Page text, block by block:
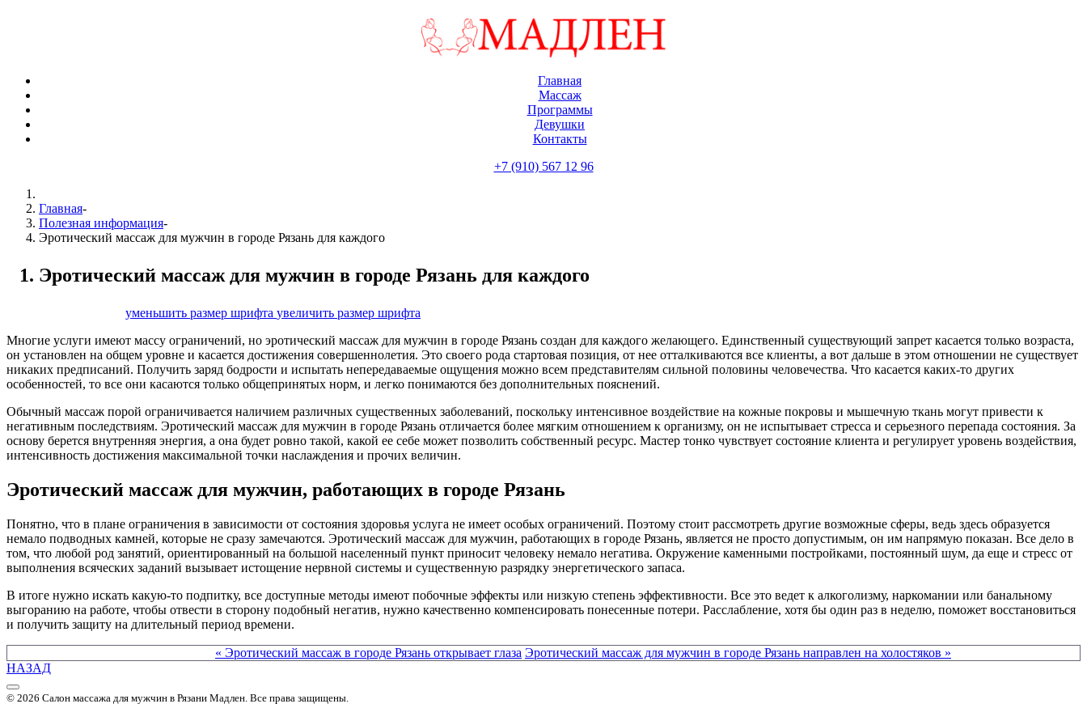
Главная
Массаж
Программы
Девушки
Контакты
+7 (910) 567 12 96
Главная-
Полезная информация-
Эротический массаж для мужчин в городе Рязань для каждого
Эротический массаж для мужчин в городе Рязань для каждого
уменьшить размер шрифта увеличить размер шрифта
Многие услуги имеют массу ограничений, но эротический массаж для мужчин в городе Рязань создан для каждого желающего. Единственный существующий запрет касается только возраста,
он установлен на общем уровне и касается достижения совершеннолетия. Это своего рода стартовая позиция, от нее отталкиваются все клиенты, а вот дальше в этом отношении не существует
никаких предписаний. Получить заряд бодрости и испытать непередаваемые ощущения можно всем представителям сильной половины человечества. Что касается каких-то других
особенностей, то все они касаются только общепринятых норм, и легко понимаются без дополнительных пояснений.
Обычный массаж порой ограничивается наличием различных существенных заболеваний, поскольку интенсивное воздействие на кожные покровы и мышечную ткань могут привести к
негативным последствиям. Эротический массаж для мужчин в городе Рязань отличается более мягким отношением к организму, он не испытывает стресса и серьезного перепада состояния. За
основу берется внутренняя энергия, а она будет ровно такой, какой ее себе может позволить собственный ресурс. Мастер тонко чувствует состояние клиента и регулирует уровень воздействия,
интенсивность достижения максимальной точки наслаждения и прочих величин.
Эротический массаж для мужчин, работающих в городе Рязань
Понятно, что в плане ограничения в зависимости от состояния здоровья услуга не имеет особых ограничений. Поэтому стоит рассмотреть другие возможные сферы, ведь здесь образуется
немало подводных камней, которые не сразу замечаются. Эротический массаж для мужчин, работающих в городе Рязань, является не просто допустимым, он им напрямую показан. Все дело в
том, что любой род занятий, ориентированный на большой населенный пункт приносит человеку немало негатива. Окружение каменными постройками, постоянный шум, да еще и стресс от
выполнения всяческих заданий вызывает истощение нервной системы и существенную разрядку энергетического запаса.
В итоге нужно искать какую-то подпитку, все доступные методы имеют побочные эффекты или низкую степень эффективности. Все это ведет к алкоголизму, наркомании или банальному
выгоранию на работе, чтобы отвести в сторону подобный негатив, нужно качественно компенсировать понесенные потери. Расслабление, хотя бы один раз в неделю, поможет восстановиться
и получить защиту на длительный период времени.
« Эротический массаж в городе Рязань открывает глаза Эротический массаж для мужчин в городе Рязань направлен на холостяков »
НАЗАД
© 2026 Салон массажа для мужчин в Рязани Мадлен. Все права защищены.